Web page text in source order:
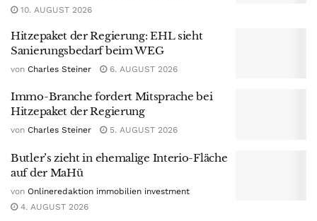
10. AUGUST 2026
Hitzepaket der Regierung: EHL sieht
Sanierungsbedarf beim WEG
von Charles Steiner 6. AUGUST 2026
Immo-Branche fordert Mitsprache bei
Hitzepaket der Regierung
von Charles Steiner 5. AUGUST 2026
Butler’s zieht in ehemalige Interio-Fläche
auf der MaHü
von Onlineredaktion immobilien investment
4. AUGUST 2026